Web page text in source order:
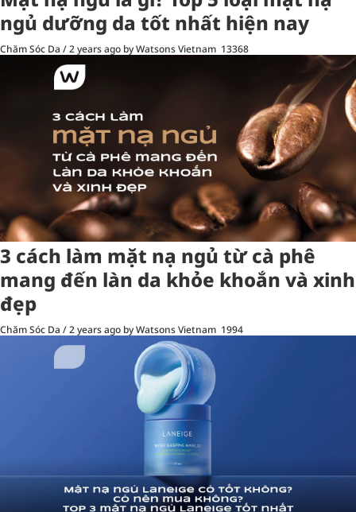
ngủ dưỡng da tốt nhất hiện nay
Chăm Sóc Da /2 years ago by Watsons Vietnam 13368
3 cách làm mặt nạ ngủ từ cà phê
mang đến làn da khỏe khoắn và xinh
đẹp
Chăm Sóc Da /2 years ago by Watsons Vietnam 1994